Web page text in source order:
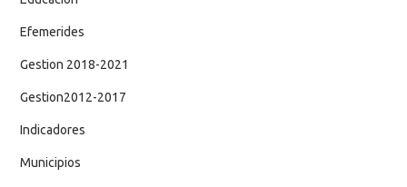
Efemerides
Gestion 2018-2021
Gestion2012-2017
Indicadores
Municipios